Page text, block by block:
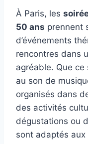
À Paris, les
50 ans prennent
d’événements
rencontres dans
agréable. Que
au son de
organisés dans
des activités
dégustations ou
sont adaptés